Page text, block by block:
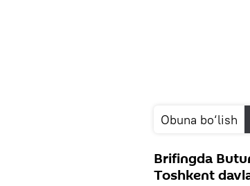
Obuna bo‘lish
Brifingda
Toshkent